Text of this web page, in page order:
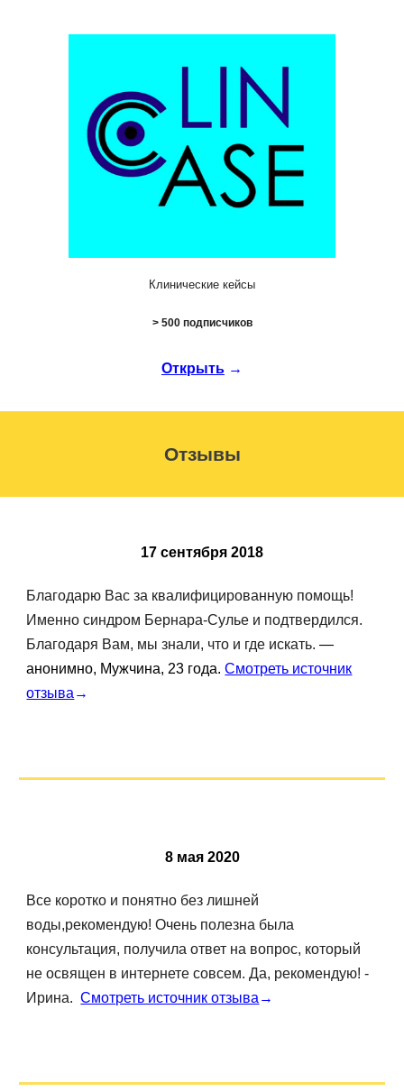
Клинические кейсы
> 500 подписчиков
Открыть →
Отзывы
17 сентября 2018
Благодарю Вас за квалифицированную помощь!
Именно синдром Бернара-Сулье и подтвердился.
Благодаря Вам, мы знали, что и где искать. —
анонимно, Мужчина, 23 года.Смотреть источник
отзыва →
8 мая2020
Все коротко и понятно без лишней
воды,рекомендую! Очень полезна была
консультация, получила ответ на вопрос, который
не освящен в интернете совсем. Да, рекомендую! -
Ирина. Смотреть источник отзыва →